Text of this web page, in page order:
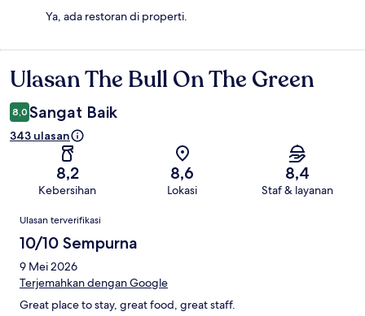
Ya, ada restoran di properti.
Ulasan
Ulasan The Bull On The Green
8,0 Sangat Baik
343 ulasan
8,2
Kebersihan
8,6
Lokasi
8,4
Staf & layanan
Ulasan
Ulasan terverifikasi
10/10 Sempurna
9 Mei 2026
Terjemahkan dengan Google
Great place to stay, great food, great staff.